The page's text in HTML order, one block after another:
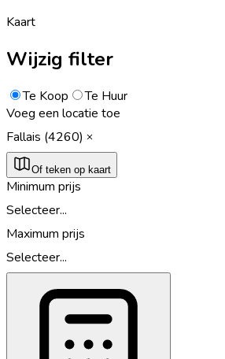
Kaart
Wijzig filter
Te Koop
Te Huur
Voeg een locatie toe
Fallais (4260)
Of teken op kaart
Minimum prijs
Selecteer...
Maximum prijs
Selecteer...